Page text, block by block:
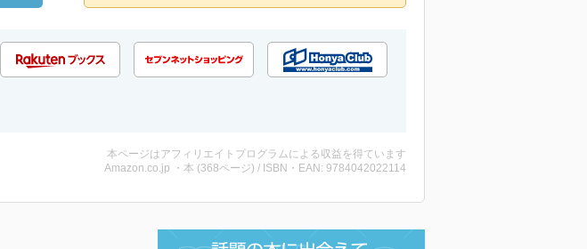
本ページはアフィリエイトプログラムによる収益を得ています
Amazon.co.jp ・本 (368ページ) / ISBN・EAN: 9784042022114